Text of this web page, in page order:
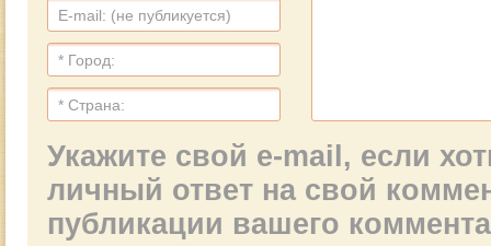
Укажите свой e-mail, если
личный ответ на свой
публикации вашего